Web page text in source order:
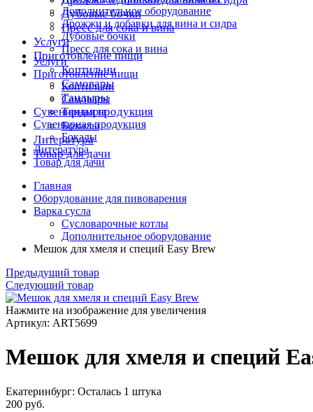
Дубовые бочки
Пресс для сока и вина
Услуги
Приготовление пищи
Коптильни
Самовары
Тандыры
Сувенирная продукция
Бокалы
Литература
Товар для дачи
Дополнительное оборудование
Дрожжи и добавки для вина и сидра
Дубовые бочки
Пресс для сока и вина
Услуги
Приготовление пищи
Коптильни
Самовары
Тандыры
Сувенирная продукция
Бокалы
Литература
Товар для дачи
Главная
Оборудование для пивоварения
Варка сусла
Cусловарочные котлы
Дополнительное оборудование
Мешок для хмеля и специй Easy Brew
Предыдущий товар
Следующий товар
Нажмите на изображение для увеличения
Артикул: ART5699
Мешок для хмеля и специй
Екатеринбург: Осталась 1 штука
200 руб.